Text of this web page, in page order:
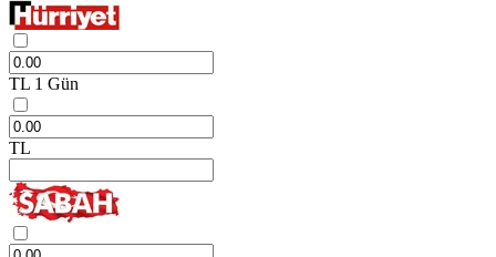
TL 1 Gün
TL